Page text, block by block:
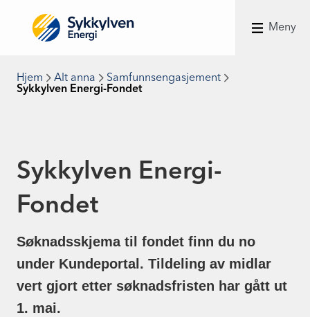
Meny
Hjem Alt anna
Samfunnsengasjement
Sykkylven Energi-Fondet
Sykkylven Energi-
Fondet
Søknadsskjema til fondet finn du no
under Kundeportal. Tildeling av midlar
vert gjort etter søknadsfristen har gått ut
1. mai.